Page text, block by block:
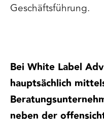
Geschäftsführung.
Bei White Label
hauptsächlich
neben der